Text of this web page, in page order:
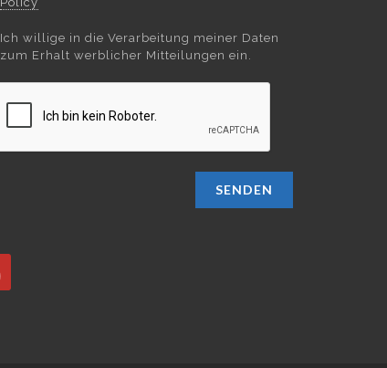
Ich willige in die Verarbeitung meiner Daten
zum Erhalt werblicher Mitteilungen ein.
SENDEN